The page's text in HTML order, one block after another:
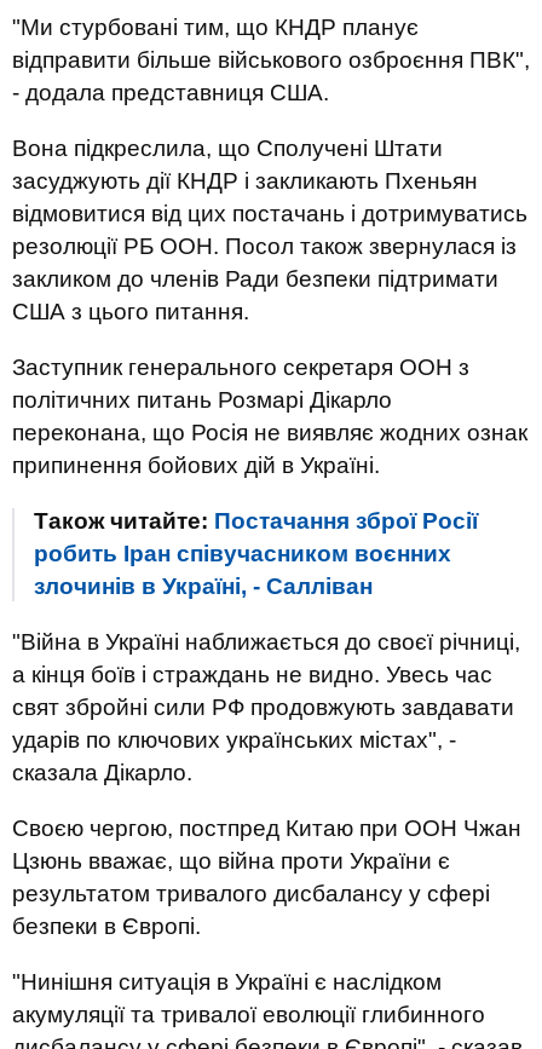
"Ми стурбовані тим, що КНДР планує
відправити більше військового озброєння ПВК",
- додала представниця США.
Вона підкреслила, що Сполучені Штати
засуджують дії КНДР і закликають Пхеньян
відмовитися від цих постачань і дотримуватись
резолюції РБ ООН. Посол також звернулася із
закликом до членів Ради безпеки підтримати
США з цього питання.
Заступник генерального секретаря ООН з
політичних питань Розмарі Дікарло
переконана, що Росія не виявляє жодних ознак
припинення бойових дій в Україні.
Також читайте: Постачання зброї Росії
робить Іран співучасником воєнних
злочинів в Україні, - Салліван
"Війна в Україні наближається до своєї річниці,
а кінця боїв і страждань не видно. Увесь час
свят збройні сили РФ продовжують завдавати
ударів по ключових українських містах", -
сказала Дікарло.
Своєю чергою, постпред Китаю при ООН Чжан
Цзюнь вважає, що війна проти України є
результатом тривалого дисбалансу у сфері
безпеки в Європі.
"Нинішня ситуація в Україні є наслідком
акумуляції та тривалої еволюції глибинного